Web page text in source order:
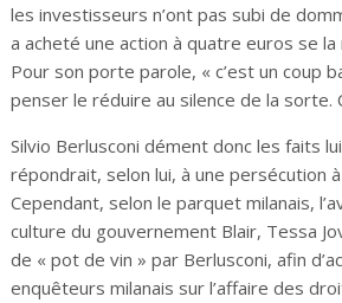
les investisseurs n’ont pas subi de
a acheté une action à quatre euros se
Pour son porte parole, « c’est un coup
penser le réduire au silence de la sorte.
Silvio Berlusconi dément donc les faits
répondrait, selon lui, à une persécution
Cependant, selon le parquet milanais,
culture du gouvernement Blair, Tessa
de « pot de vin » par Berlusconi, afin
enquêteurs milanais sur l’affaire des